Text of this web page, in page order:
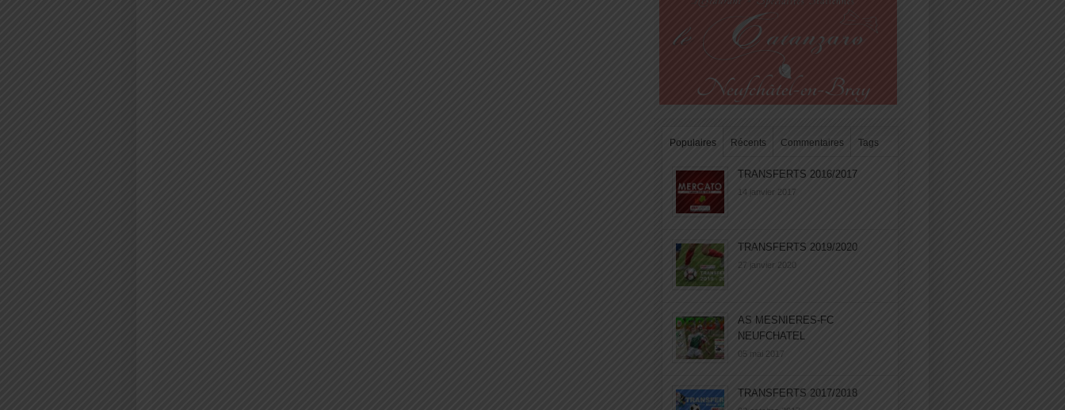
Populaires Récents Commentaires Tags
TRANSFERTS 2016/2017
14 janvier 2017
TRANSFERTS 2019/2020
27 janvier 2020
AS MESNIERES-FC
NEUFCHATEL
05 mai 2017
TRANSFERTS 2017/2018